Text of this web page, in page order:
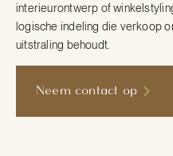
interieurontwerp of
logische indeling die verkoop
uitstraling behoudt.
Neem contact op